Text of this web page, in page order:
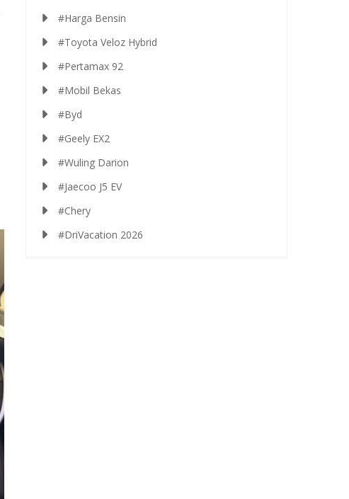
#Harga Bensin
#Toyota Veloz Hybrid
#Pertamax 92
#Mobil Bekas
#Byd
#Geely EX2
#Wuling Darion
#Jaecoo J5 EV
#Chery
#DriVacation 2026